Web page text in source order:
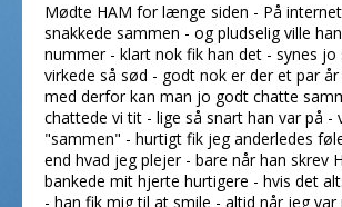
Mødte HAM for længe siden - På
snakkede sammen - og pludselig ville
nummer - klart nok fik han det - synes jo
virkede så sød - godt nok er der et par
med derfor kan man jo godt chatte
chattede vi tit - lige så snart han var på -
"sammen" - hurtigt fik jeg anderledes
end hvad jeg plejer - bare når han skrev
bankede mit hjerte hurtigere - hvis det
- han fik mig til at smile - altid når jeg